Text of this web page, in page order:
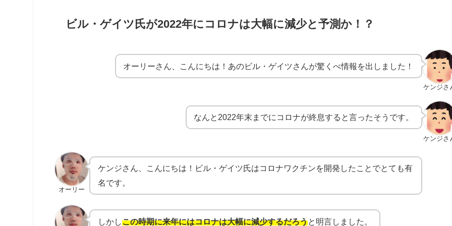
ビル・ゲイツ氏が2022年にコロナは大幅に減少と予測か！？
ケンジさ
オーリーさん、こんにちは！あのビル・ゲイツさんが驚くべ情報を出しました！
ケンジさ
なんと2022年末までにコロナが終息すると言ったそうです。
オーリー
ケンジさん、こんにちは！ビル・ゲイツ氏はコロナワクチンを開発したことでとても有
名です。
しかし この時期に来年にはコロナは大幅に減少するだろうと明言しました。